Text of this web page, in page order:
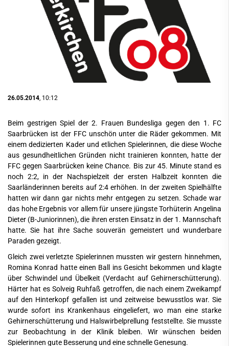
26.05.2014 , 10:12
Beim gestrigen Spiel der 2. Frauen Bundesliga gegen den 1. FC
Saarbrücken ist der FFC unschön unter die Räder gekommen. Mit
einem dedizierten Kader und etlichen Spielerinnen, die diese Woche
aus gesundheitlichen Gründen nicht trainieren konnten, hatte der
FFC gegen Saarbrücken keine Chance. Bis zur 45. Minute stand es
noch 2:2, in der Nachspielzeit der ersten Halbzeit konnten die
Saarländerinnen bereits auf 2:4 erhöhen. In der zweiten Spielhälfte
hatten wir dann gar nichts mehr entgegen zu setzen. Schade war
das hohe Ergebnis vor allem für unsere jüngste Torhüterin Angelina
Dieter (B-Juniorinnen), die ihren ersten Einsatz in der 1. Mannschaft
hatte. Sie hat ihre Sache souverän gemeistert und wunderbare
Paraden gezeigt.
Gleich zwei verletzte Spielerinnen mussten wir gestern hinnehmen,
Romina Konrad hatte einen Ball ins Gesicht bekommen und klagte
über Schwindel und Übelkeit (Verdacht auf Gehirnerschütterung).
Härter hat es Solveig Ruhfaß getroffen, die nach einem Zweikampf
auf den Hinterkopf gefallen ist und zeitweise bewusstlos war. Sie
wurde sofort ins Krankenhaus eingeliefert, wo man eine starke
Gehirnerschütterung und Halswirbelprellung feststellte. Sie musste
zur Beobachtung in der Klinik bleiben. Wir wünschen beiden
Spielerinnen gute Besserung und eine schnelle Genesung.